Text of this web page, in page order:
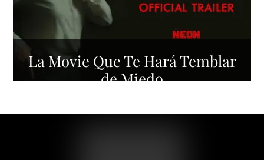
La Movie Que Te Hará Temblar
de Miedo